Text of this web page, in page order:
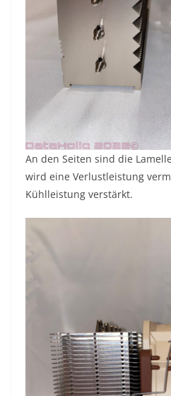
An den Seiten sind die
wird eine Verlustleistung
Kühlleistung verstärkt.